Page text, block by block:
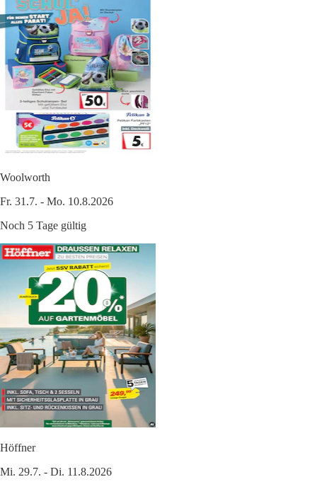
Woolworth
Fr. 31.7. - Mo. 10.8.2026
Noch 5 Tage gültig
Höffner
Mi. 29.7. - Di. 11.8.2026